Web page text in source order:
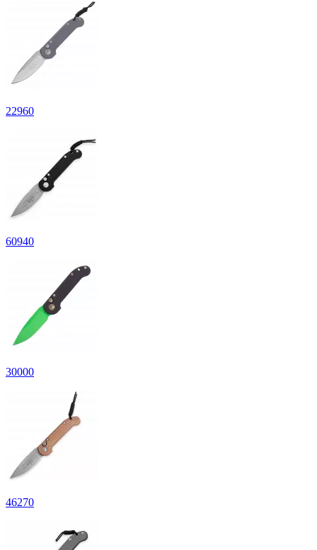
22960
60940
30000
46270